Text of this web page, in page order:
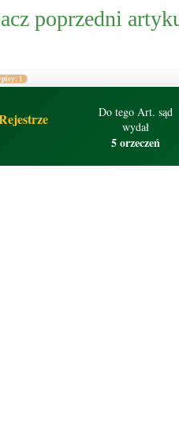
poprzedni
1
Do tego Art. sąd
wydał
5 orzeczeń